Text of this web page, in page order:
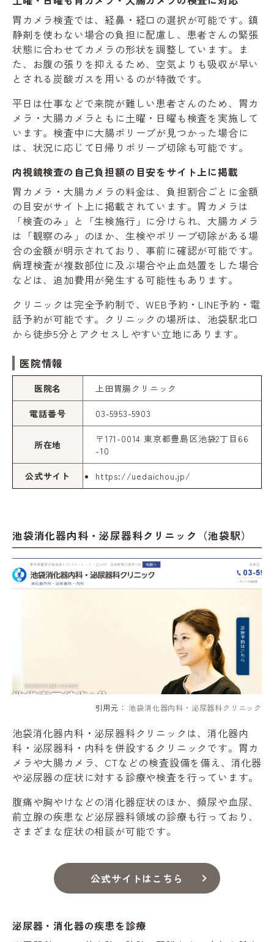
胃カメラ検査では、経鼻・経口の選択が可能です。鎮
静剤を使わない場合の負担に配慮し、患者さんの緊張
状態に合わせてカメラの形状を調整しています。ま
た、お腹の張りを抑えるため、空気よりも吸収が早い
とされる炭酸ガスを用いるのが特徴です。
平日は仕事などで来院が難しい患者さんのため、胃カ
メラ・大腸カメラともに土曜・日曜も検査を実施して
います。検査中に大腸ポリープが見つかった場合に
は、状況に応じて日帰りポリープ切除も可能です。
内視鏡検査の自己負担額の目安をサイト上に掲載
胃カメラ・大腸カメラの料金は、負担割合ごとに金額
の目安がサイト上に掲載されています。胃カメラは
「検査のみ」と「生検施行」に分けられ、大腸カメラ
は「観察のみ」のほか、生検やポリープ切除がある場
合の金額が明示されており、事前に確認が可能です。
病理検査が複数部位に及ぶ場合や止血処置をした場合
などは、追加費用が発生する可能性もあります。
クリニックは完全予約制で、WEB予約・LINE予約・電
話予約が可能です。クリニックの場所は、池袋駅北口
から徒歩5分とアクセスしやすい立地にあります。
医院情報
医院名 上田胃腸クリニック
電話番号 03-5953-5903
所在地
〒171-0014 東京都豊島区池袋2丁目66
-10
公式サイト https://uedaichou.jp/
池袋消化器内科・泌尿器科クリニック（池袋駅）
引用元： 池袋消化器内科・泌尿器科クリニック
池袋消化器内科・泌尿器科クリニックは、消化器内
科・泌尿器科・内科を併設するクリニックです。胃カ
メラや大腸カメラ、CTなどの検査設備を備え、消化器
や泌尿器の症状に対する診療や検査を行っています。
腹痛や胸やけなどの消化器症状のほか、頻尿や血尿、
前立腺の疾患など泌尿器科領域の診療も行っており、
さまざまな症状の相談が可能です。
公式サイトはこちら
泌尿器・消化器の疾患を診療